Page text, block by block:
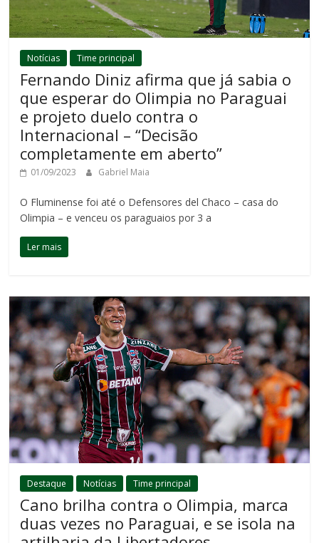
Notícias Time principal
Fernando Diniz afirma que já sabia o
que esperar do Olimpia no Paraguai
e projeto duelo contra o
Internacional – “Decisão
completamente em aberto”
01/09/2023 Gabriel Maia
O Fluminense foi até o Defensores del Chaco – casa do
Olimpia – e venceu os paraguaios por 3 a
Ler mais
Destaque Notícias Time principal
Cano brilha contra o Olimpia, marca
duas vezes no Paraguai, e se isola na